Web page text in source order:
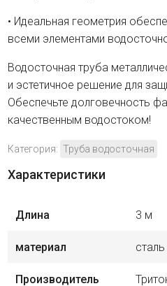
• Идеальная геометрия
всеми элементами
Водосточная труба
и эстетичное решение для
Обеспечьте долговечность
качественным водостоком!
Категория: Труба водосточная
Характеристики
Длина 3 м
материал сталь
Производитель